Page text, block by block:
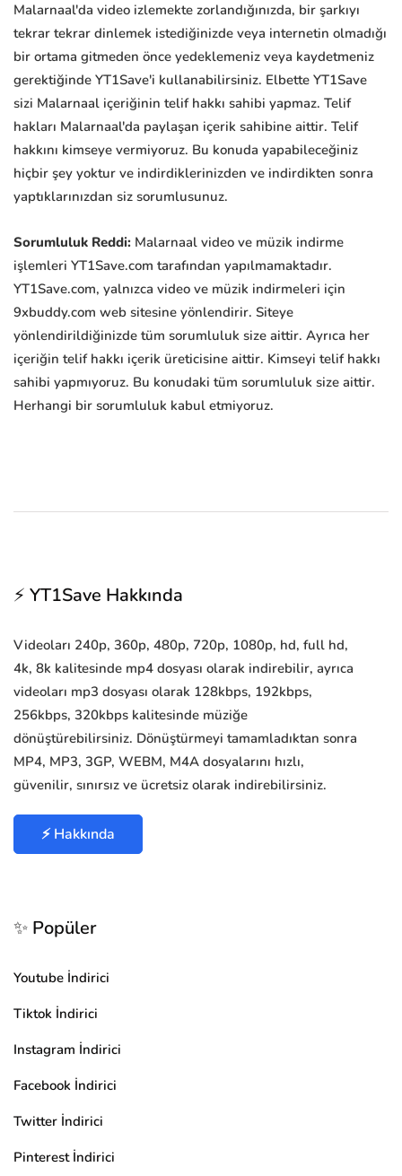
Malarnaal'da video izlemekte zorlandığınızda, bir şarkıyı
tekrar tekrar dinlemek istediğinizde veya internetin olmadığı
bir ortama gitmeden önce yedeklemeniz veya kaydetmeniz
gerektiğinde YT1Save'i kullanabilirsiniz. Elbette YT1Save
sizi Malarnaal içeriğinin telif hakkı sahibi yapmaz. Telif
hakları Malarnaal'da paylaşan içerik sahibine aittir. Telif
hakkını kimseye vermiyoruz. Bu konuda yapabileceğiniz
hiçbir şey yoktur ve indirdiklerinizden ve indirdikten sonra
yaptıklarınızdan siz sorumlusunuz.
Sorumluluk Reddi: Malarnaal video ve müzik indirme
işlemleri YT1Save.com tarafından yapılmamaktadır.
YT1Save.com, yalnızca video ve müzik indirmeleri için
9xbuddy.com web sitesine yönlendirir. Siteye
yönlendirildiğinizde tüm sorumluluk size aittir. Ayrıca her
içeriğin telif hakkı içerik üreticisine aittir. Kimseyi telif hakkı
sahibi yapmıyoruz. Bu konudaki tüm sorumluluk size aittir.
Herhangi bir sorumluluk kabul etmiyoruz.
⚡ YT1Save Hakkında
Videoları 240p, 360p, 480p, 720p, 1080p, hd, full hd,
4k, 8k kalitesinde mp4 dosyası olarak indirebilir, ayrıca
videoları mp3 dosyası olarak 128kbps, 192kbps,
256kbps, 320kbps kalitesinde müziğe
dönüştürebilirsiniz. Dönüştürmeyi tamamladıktan sonra
MP4, MP3, 3GP, WEBM, M4A dosyalarını hızlı,
güvenilir, sınırsız ve ücretsiz olarak indirebilirsiniz.
⚡ Hakkında
✨ Popüler
Youtube İndirici
Tiktok İndirici
Instagram İndirici
Facebook İndirici
Twitter İndirici
Pinterest İndirici